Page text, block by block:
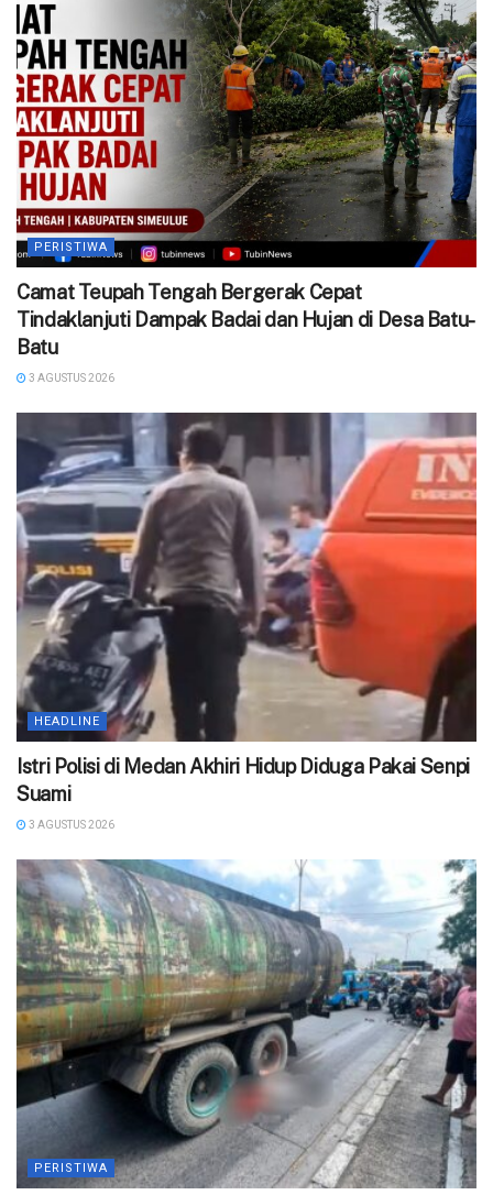
PERISTIWA
Camat Teupah Tengah Bergerak Cepat
Tindaklanjuti Dampak Badai dan Hujan di Desa Batu-
Batu
3 AGUSTUS 2026
HEADLINE
‎Istri Polisi di Medan Akhiri Hidup Diduga Pakai Senpi
Suami
3 AGUSTUS 2026
PERISTIWA